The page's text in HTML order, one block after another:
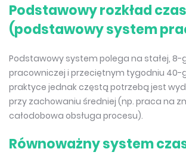
Podstawowy rozkład
(podstawowy system
Podstawowy system polega na stałej, 8-
pracowniczej i przeciętnym tygodniu 40-
praktyce jednak częstą potrzebą jest
przy zachowaniu średniej (np. praca na
całodobowa obsługa procesu).
Równoważny system